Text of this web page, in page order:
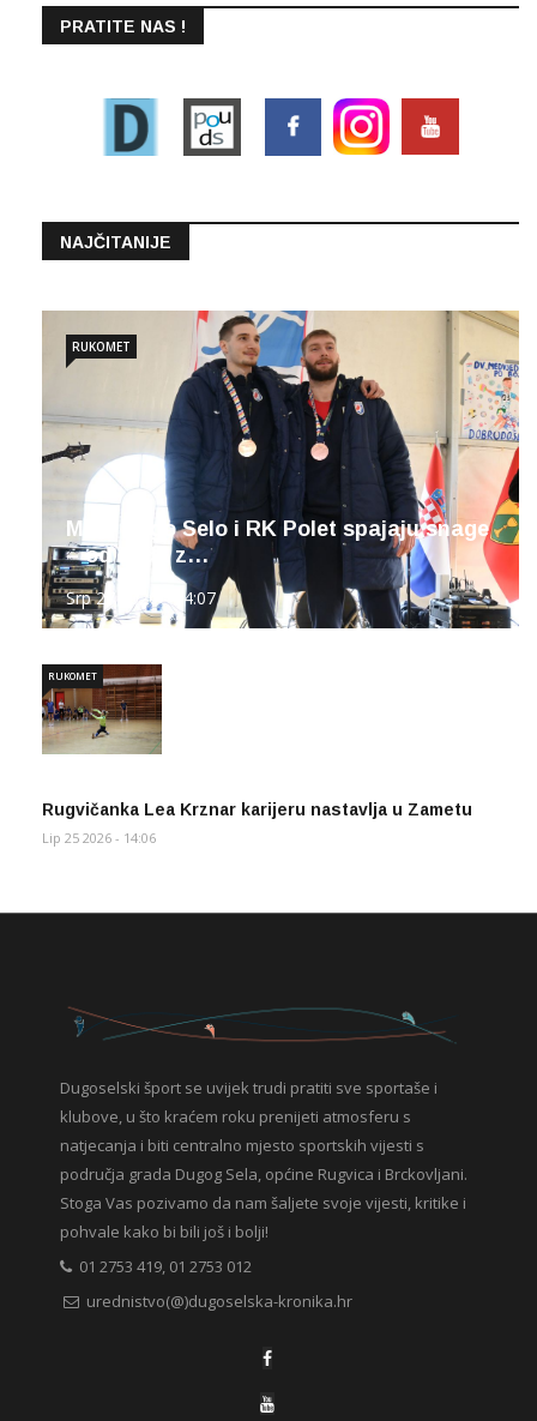
PRATITE NAS !
NAJČITANIJE
MRK Dugo Selo i RK Polet spajaju snage
– od sada z…
Srp 27 2026 - 14:07
RUKOMET
Rugvičanka Lea Krznar karijeru nastavlja u Zametu
RUKOMET
Lip 25 2026 - 14:06
Dugoselski šport se uvijek trudi pratiti sve sportaše i
klubove, u što kraćem roku prenijeti atmosferu s
natjecanja i biti centralno mjesto sportskih vijesti s
područja grada Dugog Sela, općine Rugvica i Brckovljani.
Stoga Vas pozivamo da nam šaljete svoje vijesti, kritike i
pohvale kako bi bili još i bolji!
01 2753 419, 01 2753 012
urednistvo(@)dugoselska-kronika.hr